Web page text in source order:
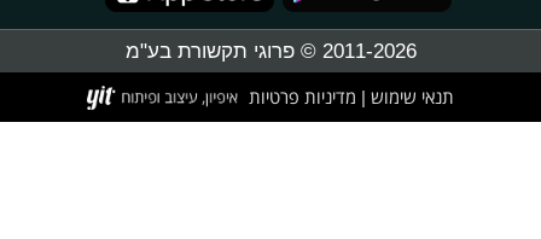
2011-2026 © פרוגי תקשורת בע"מ
תנאי שימוש מדיניות פרטיות